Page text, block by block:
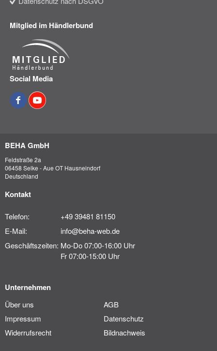
Mitglied im Händlerbund
Social Media
BEHA GmbH
Feldstraße 2a
06458 Selke - Aue OT Hausneindorf
Deutschland
Kontakt
Telefon:
+49 39481 81150
E-Mail:
info@beha-web.de
Geschäftszeiten: Mo-Do 07:00-16:00 Uhr
Fr 07:00-15:00 Uhr
Unternehmen
Über uns
AGB
Impressum
Datenschutz
Widerrufsrecht
Bildnachweis